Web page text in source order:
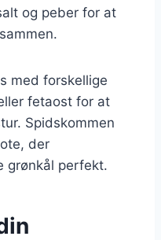
og peber for at
med forskellige
fetaost for at
Spidskommen
der
grønkål perfekt.